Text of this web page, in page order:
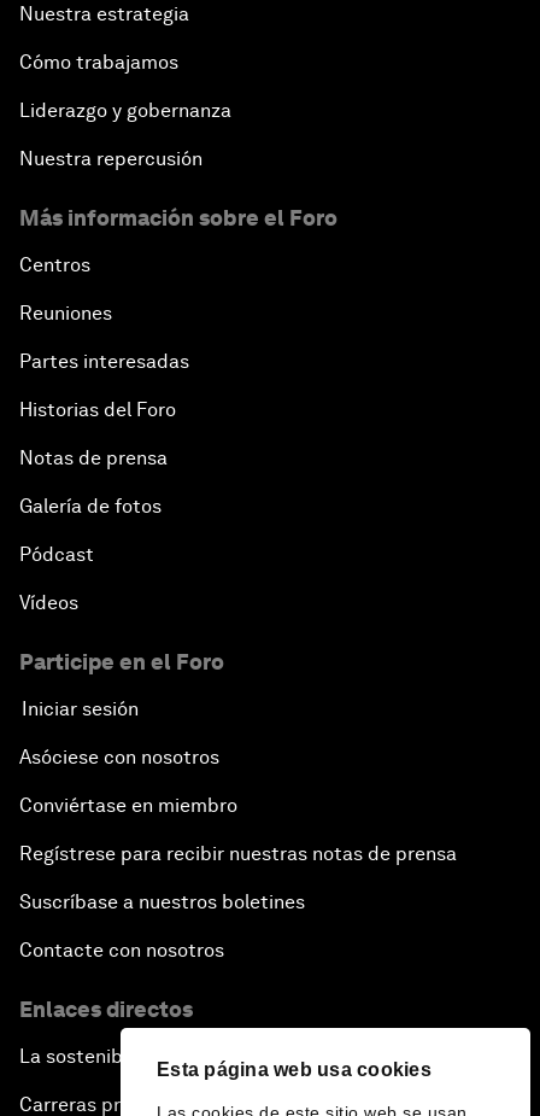
Esta página web usa cookies
Nuestra estrategia
Cómo trabajamos
Liderazgo y gobernanza
Nuestra repercusión
Más información sobre el Foro
Centros
Reuniones
Partes interesadas
Historias del Foro
Notas de prensa
Galería de fotos
Pódcast
Vídeos
Participe en el Foro
Iniciar sesión
Asóciese con nosotros
Conviértase en miembro
Regístrese para recibir nuestras notas de prensa
Suscríbase a nuestros boletines
Contacte con nosotros
Enlaces directos
La sostenibilidad en el Foro
Carreras profesionales